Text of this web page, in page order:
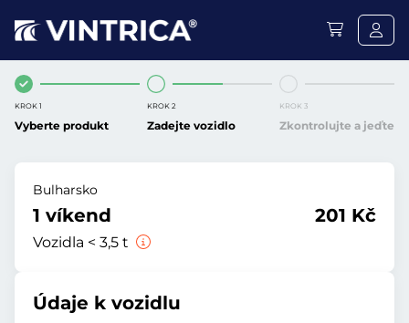
KROK 1
Vyberte produkt
KROK 2
Zadejte vozidlo
KROK 3
Zkontrolujte a jeďte
Bulharsko
1 víkend
Vozidla < 3,5 t
201 Kč
Údaje k vozidlu